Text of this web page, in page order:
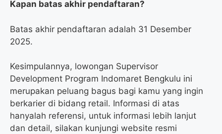
Kapan batas akhir pendaftaran?
Batas akhir pendaftaran adalah 31 Desember
2025.
Kesimpulannya, lowongan Supervisor
Development Program Indomaret Bengkulu ini
merupakan peluang bagus bagi kamu yang ingin
berkarier di bidang retail. Informasi di atas
hanyalah referensi, untuk informasi lebih lanjut
dan detail, silakan kunjungi website resmi